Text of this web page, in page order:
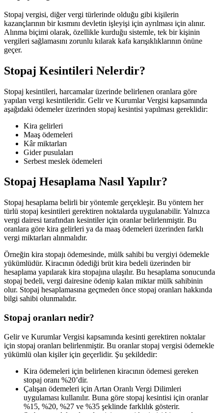
Stopaj vergisi, diğer vergi türlerinde olduğu gibi kişilerin
kazançlarının bir kısmını devletin işleyişi için ayrılması için alınır.
Alınma biçimi olarak, özellikle kurduğu sistemle, tek bir kişinin
vergileri sağlamasını zorunlu kılarak kafa karışıklıklarının önüne
geçer.
Stopaj Kesintileri Nelerdir?
Stopaj kesintileri, harcamalar üzerinde belirlenen oranlara göre
yapılan vergi kesintileridir. Gelir ve Kurumlar Vergisi kapsamında
aşağıdaki ödemeler üzerinden stopaj kesintisi yapılması gereklidir:
Kira gelirleri
Maaş ödemeleri
Kâr miktarları
Gider pusulaları
Serbest meslek ödemeleri
Stopaj Hesaplama Nasıl Yapılır?
Stopaj hesaplama belirli bir yöntemle gerçekleşir. Bu yöntem her
türlü stopaj kesintileri gerektiren noktalarda uygulanabilir. Yalnızca
vergi dairesi tarafından kesintiler için oranlar belirlenmiştir. Bu
oranlara göre kira gelirleri ya da maaş ödemeleri üzerinden farklı
vergi miktarları alınmalıdır.
Örneğin kira stopajı ödemesinde, mülk sahibi bu vergiyi ödemekle
yükümlüdür. Kiracının ödediği brüt kira bedeli üzerinden bir
hesaplama yapılarak kira stopajına ulaşılır. Bu hesaplama sonucunda
stopaj bedeli, vergi dairesine ödenip kalan miktar mülk sahibinin
olur. Stopaj hesaplamasına geçmeden önce stopaj oranları hakkında
bilgi sahibi olunmalıdır.
Stopaj oranları nedir?
Gelir ve Kurumlar Vergisi kapsamında kesinti gerektiren noktalar
için stopaj oranları belirlenmiştir. Bu oranlar stopaj vergisi ödemekle
yükümlü olan kişiler için geçerlidir. Şu şekildedir:
Kira ödemeleri için belirlenen kiracının ödemesi gereken
stopaj oranı %20’dir.
Çalışan ödemeleri için Artan Oranlı Vergi Dilimleri
uygulaması kullanılır. Buna göre stopaj kesintisi için oranlar
%15, %20, %27 ve %35 şeklinde farklılık gösterir.